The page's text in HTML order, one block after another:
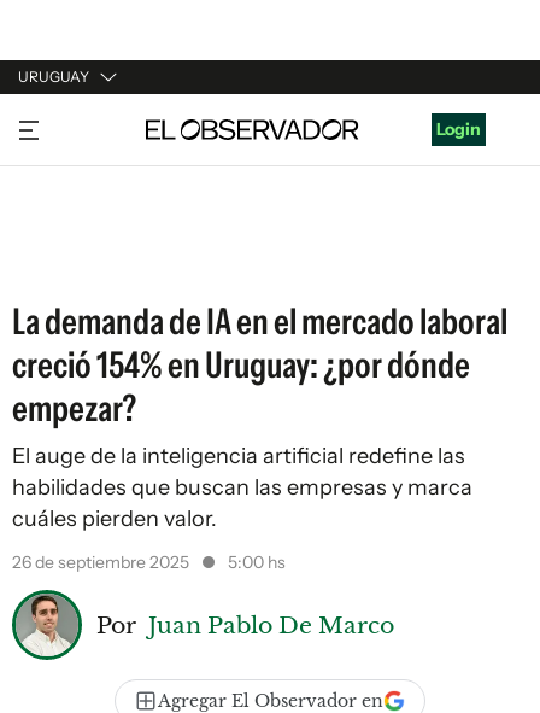
URUGUAY
URUGUAY
ARGENTINA
Login
La demanda de IA en el mercado laboral
creció 154% en Uruguay: ¿por dónde
empezar?
El auge de la inteligencia artificial redefine las
habilidades que buscan las empresas y marca
cuáles pierden valor.
26 de septiembre 2025 5:00 hs
Por Juan Pablo De Marco
Agregar El Observador en